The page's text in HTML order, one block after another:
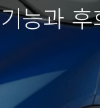
능과